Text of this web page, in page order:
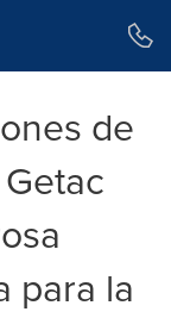
de
para la